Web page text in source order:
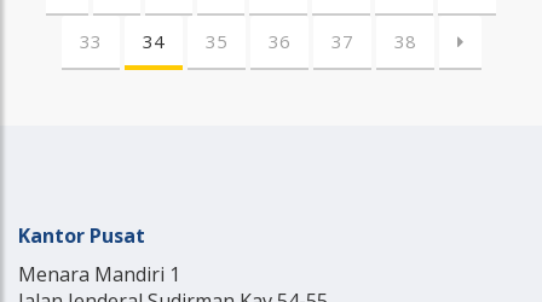
33 34 35 36 37 38
Kantor Pusat
Menara Mandiri 1